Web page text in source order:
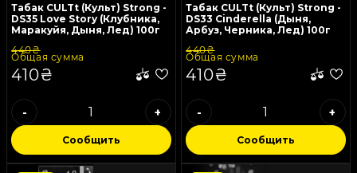
Табак CULTt (Культ) Strong -
DS35 Love Story (Клубника,
Маракуйя, Дыня, Лед) 100г
440₴
Общая сумма
410₴
- +
Сообщить
Табак CULTt (Культ) Strong -
DS33 Cinderella (Дыня,
Арбуз, Черника, Лед) 100г
440₴
Общая сумма
410₴
- +
Сообщить